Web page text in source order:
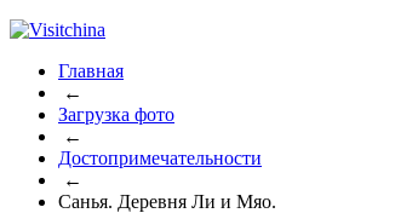
Главная
←
Загрузка фото
←
Достопримечательности
←
Санья. Деревня Ли и Мяо.